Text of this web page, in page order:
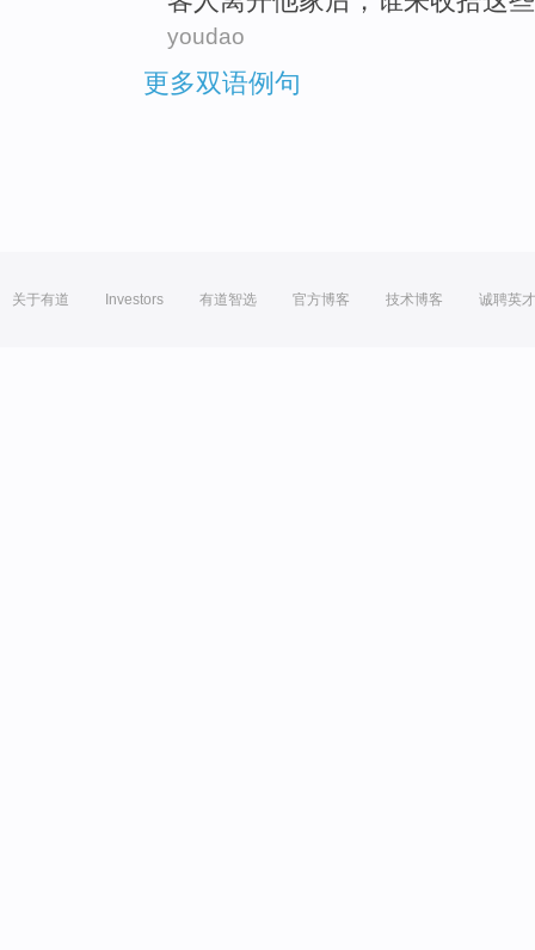
youdao
更多双语例句
关于有道 Investors 有道智选 官方博客 技术博客 诚聘英才